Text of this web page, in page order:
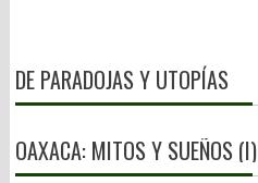
DE PARADOJAS Y UTOPÍAS
OAXACA: MITOS Y SUEÑOS (I)